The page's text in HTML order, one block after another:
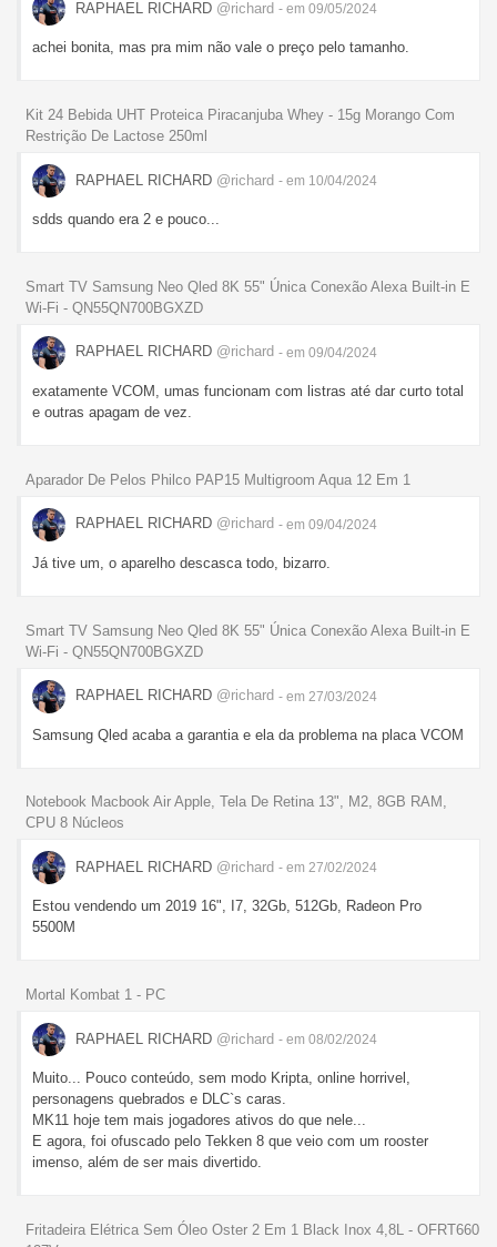
RAPHAEL RICHARD @richard - em 09/05/2024
achei bonita, mas pra mim não vale o preço pelo tamanho.
Kit 24 Bebida UHT Proteica Piracanjuba Whey - 15g Morango Com
Restrição De Lactose 250ml
RAPHAEL RICHARD @richard - em 10/04/2024
sdds quando era 2 e pouco...
Smart TV Samsung Neo Qled 8K 55" Única Conexão Alexa Built-in E
Wi-Fi - QN55QN700BGXZD
RAPHAEL RICHARD @richard - em 09/04/2024
exatamente VCOM, umas funcionam com listras até dar curto total
e outras apagam de vez.
Aparador De Pelos Philco PAP15 Multigroom Aqua 12 Em 1
RAPHAEL RICHARD @richard - em 09/04/2024
Já tive um, o aparelho descasca todo, bizarro.
Smart TV Samsung Neo Qled 8K 55" Única Conexão Alexa Built-in E
Wi-Fi - QN55QN700BGXZD
RAPHAEL RICHARD @richard - em 27/03/2024
Samsung Qled acaba a garantia e ela da problema na placa VCOM
Notebook Macbook Air Apple, Tela De Retina 13", M2, 8GB RAM,
CPU 8 Núcleos
RAPHAEL RICHARD @richard - em 27/02/2024
Estou vendendo um 2019 16", I7, 32Gb, 512Gb, Radeon Pro
5500M
Mortal Kombat 1 - PC
RAPHAEL RICHARD @richard - em 08/02/2024
Muito... Pouco conteúdo, sem modo Kripta, online horrivel,
personagens quebrados e DLC`s caras.
MK11 hoje tem mais jogadores ativos do que nele...
E agora, foi ofuscado pelo Tekken 8 que veio com um rooster
imenso, além de ser mais divertido.
Fritadeira Elétrica Sem Óleo Oster 2 Em 1 Black Inox 4,8L - OFRT660